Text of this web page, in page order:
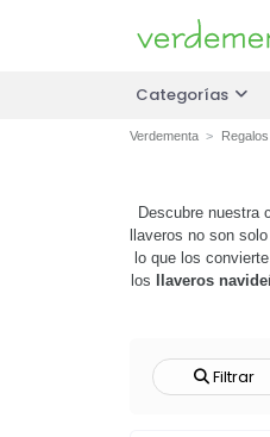
Categorías
Verdementa
Descubre nuestra
llaveros no son
lo que los
los
llaveros
Filtrar